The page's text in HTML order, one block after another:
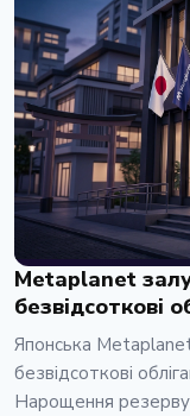
Metaplanet
безвідсоткові
Японська
безвідсоткові
Нарощення